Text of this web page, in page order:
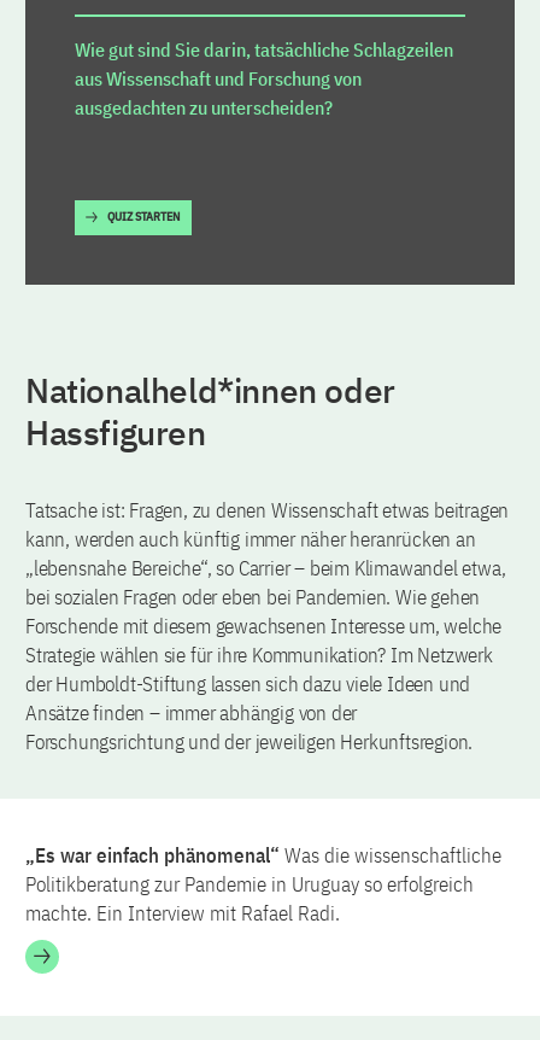
Wie gut sind Sie darin, tatsächliche Schlagzeilen
aus Wissenschaft und Forschung von
ausgedachten zu unterscheiden?
QUIZ STARTEN
Nationalheld*innen oder
Hassfiguren
Tatsache ist: Fragen, zu denen Wissenschaft etwas beitragen
kann, werden auch künftig immer näher heranrücken an
„lebensnahe Bereiche“, so Carrier – beim Klimawandel etwa,
bei sozialen Fragen oder eben bei Pandemien. Wie gehen
Forschende mit diesem gewachsenen Interesse um, welche
Strategie wählen sie für ihre Kommunikation? Im Netzwerk
der Humboldt-Stiftung lassen sich dazu viele Ideen und
Ansätze finden – immer abhängig von der
Forschungsrichtung und der jeweiligen Herkunftsregion.
„Es war einfach phänomenal“ Was die wissenschaftliche
Politikberatung zur Pandemie in Uruguay so erfolgreich
machte. Ein Interview mit Rafael Radi.